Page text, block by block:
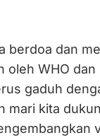
berdoa dan
oleh WHO
gaduh
mari kita